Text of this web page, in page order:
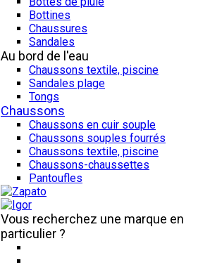
Bottines
Chaussures
Sandales
Au bord de l'eau
Chaussons textile, piscine
Sandales plage
Tongs
Chaussons
Chaussons en cuir souple
Chaussons souples fourrés
Chaussons textile, piscine
Chaussons-chaussettes
Pantoufles
Vous recherchez une marque en
particulier ?